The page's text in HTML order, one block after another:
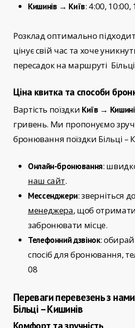
Кишинів → Київ: 4:00,
Розклад оптимально
цінує свій час та хоче
пересадок на маршруті
Ціна квитка та способи
Вартість поїздки Київ →
гривень. Ми пропонуємо
бронювання поїздки Більці –
Онлайн-бронювання:
наш сайт.
Мессенджери: зверніться до
менеджера, щоб
забронювати місце.
Телефонний дзвінок:
спосіб для бронювання,
08
Переваги перевезень з
Більці – Кишинів
Комфорт та зручність